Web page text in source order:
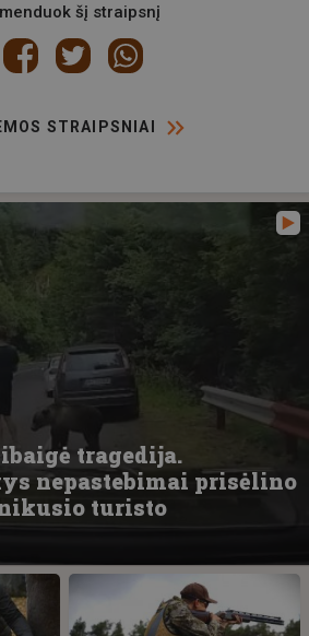
šį straipsnį
STRAIPSNIAI
tragedija.
nepastebimai prisėlino
turisto